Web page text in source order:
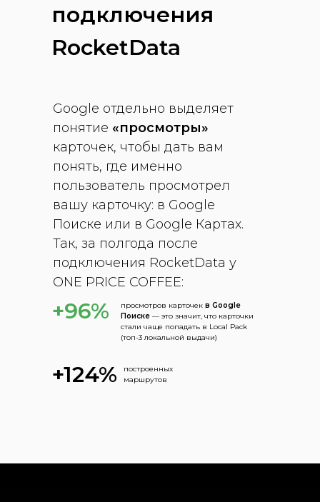
подключения
RocketData
Google отдельно выделяет
понятие «просмотры»
карточек, чтобы дать вам
понять, где именно
пользователь просмотрел
вашу карточку: в Google
Поиске или в Google Картах.
Так, за полгода после
подключения RocketData у
ONE PRICE COFFEE:
+124%
построенных
маршрутов
+96% просмотров карточек в Google
Поиске — это значит, что карточки
стали чаще попадать в Local Pack
(топ-3 локальной выдачи)